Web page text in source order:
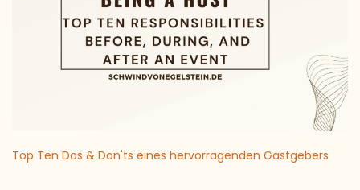
Top Ten Dos & Don'ts eines hervorragenden Gastgebers